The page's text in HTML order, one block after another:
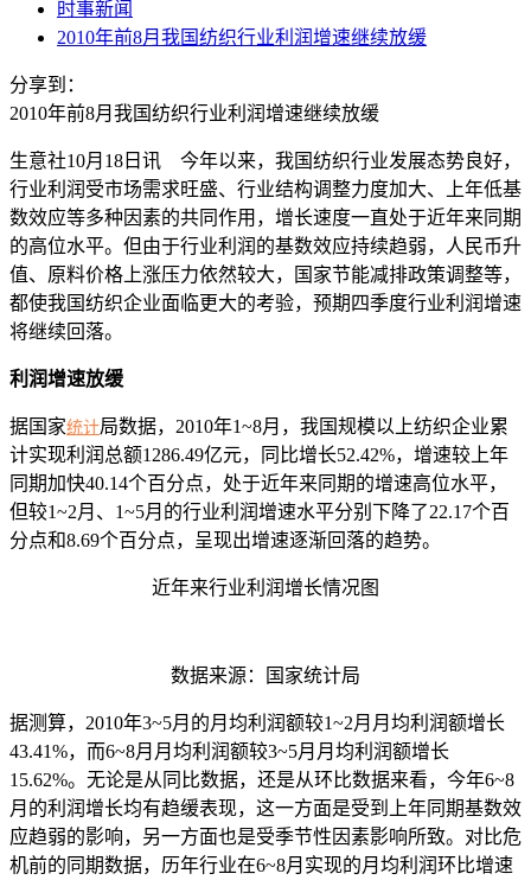
时事新闻
2010年前8月我国纺织行业利润增速继续放缓
分享到：
2010年前8月我国纺织行业利润增速继续放缓
生意社10月18日讯 今年以来，我国纺织行业发展态势良好，
行业利润受市场需求旺盛、行业结构调整力度加大、上年低基
数效应等多种因素的共同作用，增长速度一直处于近年来同期
的高位水平。但由于行业利润的基数效应持续趋弱，人民币升
值、原料价格上涨压力依然较大，国家节能减排政策调整等，
都使我国纺织企业面临更大的考验，预期四季度行业利润增速
将继续回落。
利润增速放缓
据国家统计局数据，2010年1~8月，我国规模以上纺织企业累
计实现利润总额1286.49亿元，同比增长52.42%，增速较上年
同期加快40.14个百分点，处于近年来同期的增速高位水平，
但较1~2月、1~5月的行业利润增速水平分别下降了22.17个百
分点和8.69个百分点，呈现出增速逐渐回落的趋势。
近年来行业利润增长情况图
数据来源：国家统计局
据测算，2010年3~5月的月均利润额较1~2月月均利润额增长
43.41%，而6~8月月均利润额较3~5月月均利润额增长
15.62%。无论是从同比数据，还是从环比数据来看，今年6~8
月的利润增长均有趋缓表现，这一方面是受到上年同期基数效
应趋弱的影响，另一方面也是受季节性因素影响所致。对比危
机前的同期数据，历年行业在6~8月实现的月均利润环比增速